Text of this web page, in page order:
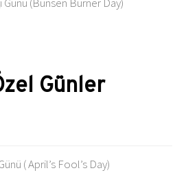
Günü (Bunsen Burner Day)
Günler
( April’s Fool’s Day)